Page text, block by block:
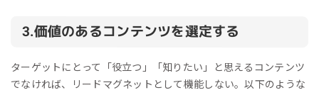
3.価値のあるコンテンツを選定する
ターゲットにとって「役立つ」「知りたい」と思えるコンテンツ
でなければ、リードマグネットとして機能しない。以下のような